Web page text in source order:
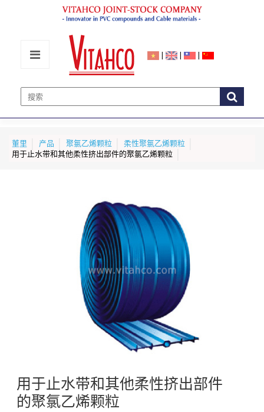
| | |
董里 产品 聚氯乙烯颗粒
柔性聚氯乙烯颗粒
用于止水带和其他柔性挤出部件的聚氯乙烯颗粒
用于止水带和其他柔性挤出部件
的聚氯乙烯颗粒